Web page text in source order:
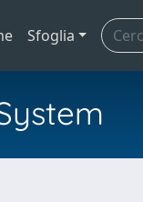
Sfoglia